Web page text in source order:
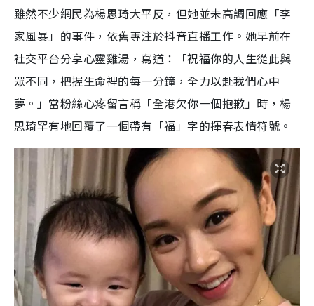
雖然不少網民為楊思琦大平反，但她並未高調回應「李
家風暴」的事件，依舊專注於抖音直播工作。她早前在
社交平台分享心靈雞湯，寫道：「祝福你的人生從此與
眾不同，把握生命裡的每一分鐘，全力以赴我們心中
夢。」當粉絲心疼留言稱「全港欠你一個抱歉」時，楊
思琦罕有地回覆了一個帶有「福」字的揮春表情符號。